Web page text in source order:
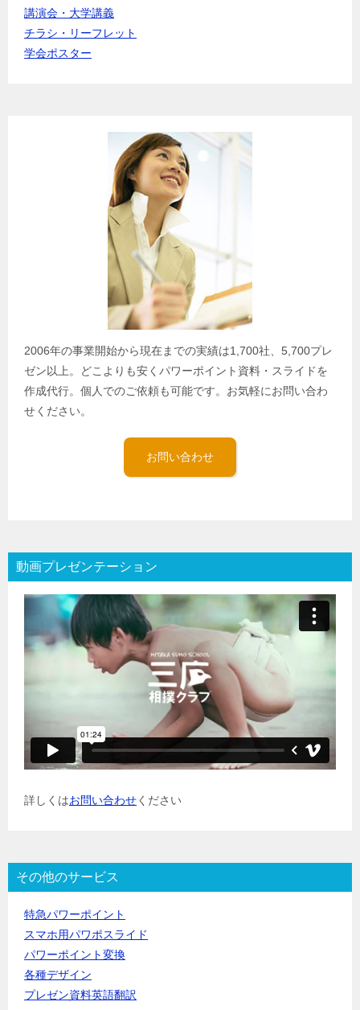
講演会・大学講義
チラシ・リーフレット
学会ポスター
2006年の事業開始から現在までの実績は1,700社、5,700プレ
ゼン以上。どこよりも安くパワーポイント資料・スライドを
作成代行。個人でのご依頼も可能です。お気軽にお問い合わ
せください。
お問い合わせ
動画プレゼンテーション
詳しくはお問い合わせください
その他のサービス
特急パワーポイント
スマホ用パワポスライド
パワーポイント変換
各種デザイン
プレゼン資料英語翻訳